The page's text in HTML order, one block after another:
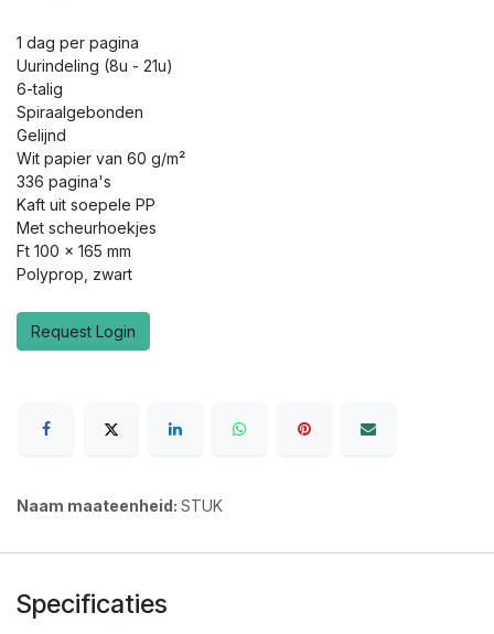
1 dag per pagina
Uurindeling (8u - 21u)
6-talig
Spiraalgebonden
Gelijnd
Wit papier van 60 g/m²
336 pagina's
Kaft uit soepele PP
Met scheurhoekjes
Ft 100 x 165 mm
Polyprop, zwart
Request Login
Naam maateenheid: STUK
Specificaties